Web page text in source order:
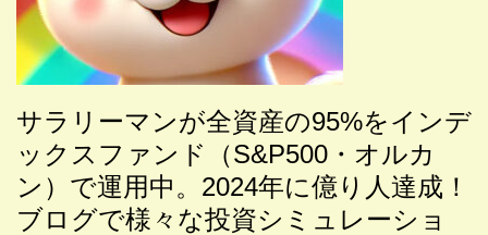
サラリーマンが全資産の95%をインデ
ックスファンド（S&P500・オルカ
ン）で運用中。2024年に億り人達成！
ブログで様々な投資シミュレーショ